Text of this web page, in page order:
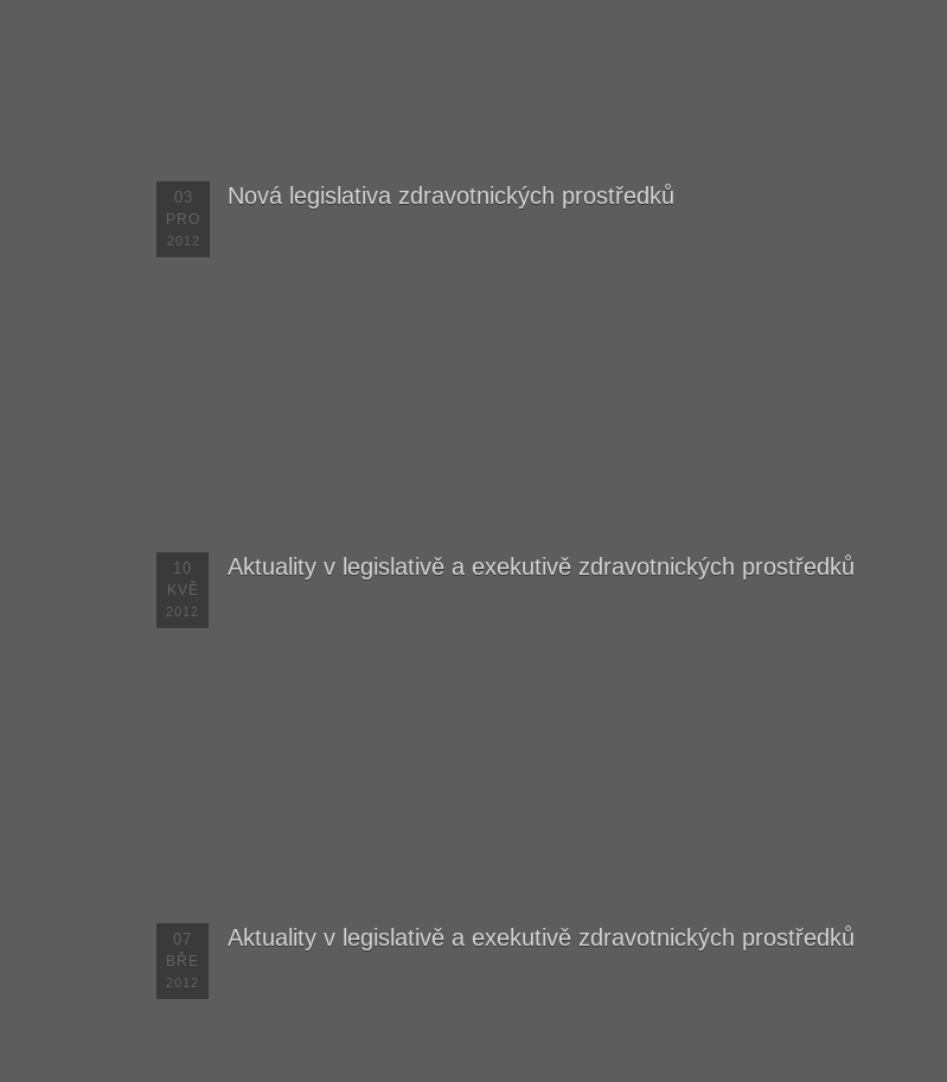
03
PRO
2012
Nová legislativa zdravotnických prostředků
10
KVĚ
2012
Aktuality v legislativě a exekutivě zdravotnických prostředků
07
BŘE
2012
Aktuality v legislativě a exekutivě zdravotnických prostředků